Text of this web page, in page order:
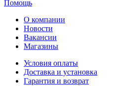
Помощь
О компании
Новости
Вакансии
Магазины
Условия оплаты
Доставка и установка
Гарантия и возврат